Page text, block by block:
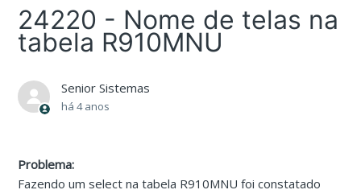
24220 - Nome de telas na
tabela R910MNU
Senior Sistemas
há 4 anos
Problema:
Fazendo um select na tabela R910MNU foi constatado